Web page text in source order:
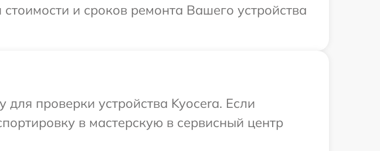
и сроков ремонта Вашего устройства
проверки устройства Kyocera. Если
в мастерскую в сервисный центр